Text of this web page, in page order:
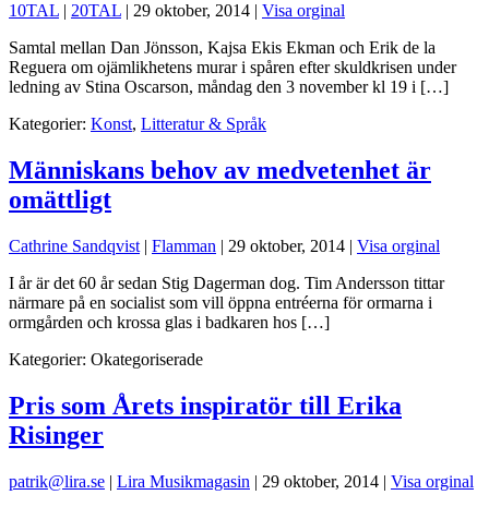
10TAL | 20TAL | 29 oktober, 2014 | Visa orginal
Samtal mellan Dan Jönsson, Kajsa Ekis Ekman och Erik de la
Reguera om ojämlikhetens murar i spåren efter skuldkrisen under
ledning av Stina Oscarson, måndag den 3 november kl 19 i […]
Kategorier: Konst, Litteratur & Språk
Människans behov av medvetenhet är
omättligt
Cathrine Sandqvist | Flamman | 29 oktober, 2014 | Visa orginal
I år är det 60 år sedan Stig Dagerman dog. Tim Andersson tittar
närmare på en socialist som vill öppna entréerna för ormarna i
ormgården och krossa glas i badkaren hos […]
Kategorier: Okategoriserade
Pris som Årets inspiratör till Erika
Risinger
patrik@lira.se | Lira Musikmagasin | 29 oktober, 2014 | Visa orginal